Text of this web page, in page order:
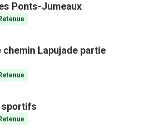
Ponts-Jumeaux
Retenue
Lapujade partie
Retenue
sportifs
Retenue